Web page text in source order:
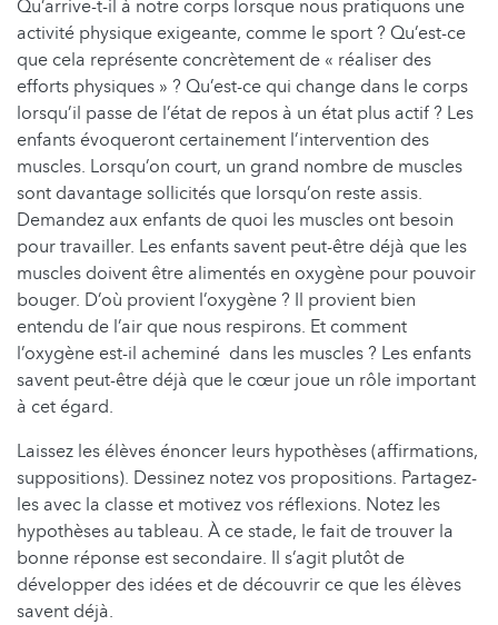
Qu’arrive-t-il à notre corps lorsque nous pratiquons une
activité physique exigeante, comme le sport ? Qu’est-ce
que cela représente concrètement de « réaliser des
efforts physiques » ? Qu’est-ce qui change dans le corps
lorsqu’il passe de l’état de repos à un état plus actif ? Les
enfants évoqueront certainement l’intervention des
muscles. Lorsqu’on court, un grand nombre de muscles
sont davantage sollicités que lorsqu’on reste assis.
Demandez aux enfants de quoi les muscles ont besoin
pour travailler. Les enfants savent peut-être déjà que les
muscles doivent être alimentés en oxygène pour pouvoir
bouger. D’où provient l’oxygène ? Il provient bien
entendu de l’air que nous respirons. Et comment
l’oxygène est-il acheminé dans les muscles ? Les enfants
savent peut-être déjà que le cœur joue un rôle important
à cet égard.
Laissez les élèves énoncer leurs hypothèses (affirmations,
suppositions). Dessinez notez vos propositions. Partagez-
les avec la classe et motivez vos réflexions. Notez les
hypothèses au tableau. À ce stade, le fait de trouver la
bonne réponse est secondaire. Il s’agit plutôt de
développer des idées et de découvrir ce que les élèves
savent déjà.